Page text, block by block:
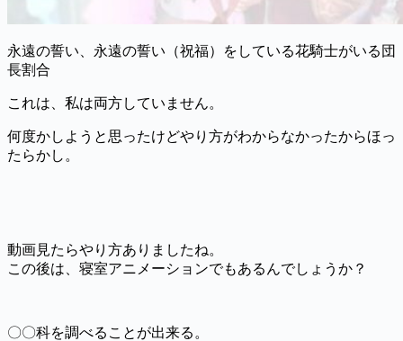
永遠の誓い、永遠の誓い（祝福）をしている花騎士がいる団
長割合
これは、私は両方していません。
何度かしようと思ったけどやり方がわからなかったからほっ
たらかし。
動画見たらやり方ありましたね。
この後は、寝室アニメーションでもあるんでしょうか？
〇〇科を調べることが出来る。